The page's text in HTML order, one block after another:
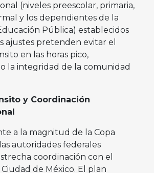
(niveles preescolar, primaria,
y los dependientes de la
Pública) establecidos
ajustes pretenden evitar el
en las horas pico,
la integridad de la comunidad
y Coordinación
a la magnitud de la Copa
autoridades federales
coordinación con el
de México. El plan